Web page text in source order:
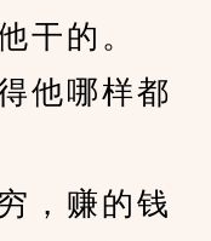
的。
他哪样都
，赚的钱